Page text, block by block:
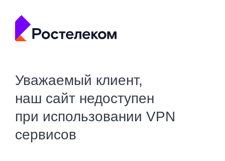
Уважаемый клиент,
наш сайт недоступен
при использовании VPN
сервисов